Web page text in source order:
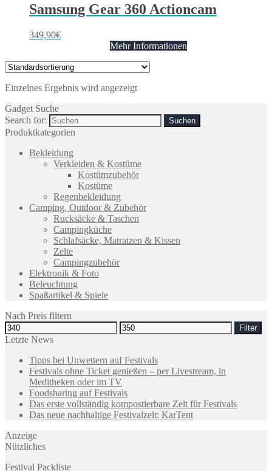
Samsung Gear 360 Actioncam
349,90€
Mehr Informationen
Einzelnes Ergebnis wird angezeigt
Gadget Suche
Search for:
Produktkategorien
Bekleidung
Verkleiden & Kostüme
Kostümzubehör
Kostüme
Regenbekleidung
Camping, Outdoor & Zubehör
Rucksäcke & Taschen
Campingküche
Schlafsäcke, Matratzen & Kissen
Zelte
Campingzubehör
Elektronik & Foto
Beleuchtung
Spaßartikel & Spiele
Nach Preis filtern
Filter
Letzte News
Tipps bei Unwettern auf Festivals
Festivals ohne Ticket genießen – per Livestream, in
Meditheken oder im TV
Foodsharing auf Festivals
Das erste vollständig kompostierbare Zelt für Festivals
Das neue nachhaltige Festivalzelt: KarTent
Anzeige
Nützliches
Festival Packliste